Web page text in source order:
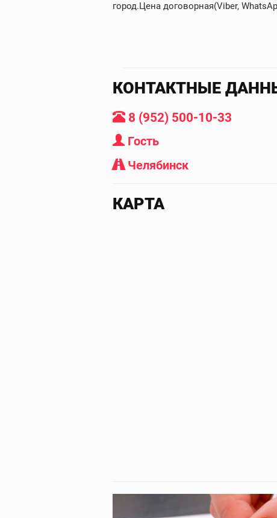
город.Цена договорная(Viber,
КОНТАКТНЫЕ
8 (952) 500-10-33
Гость
Челябинск
КАРТА